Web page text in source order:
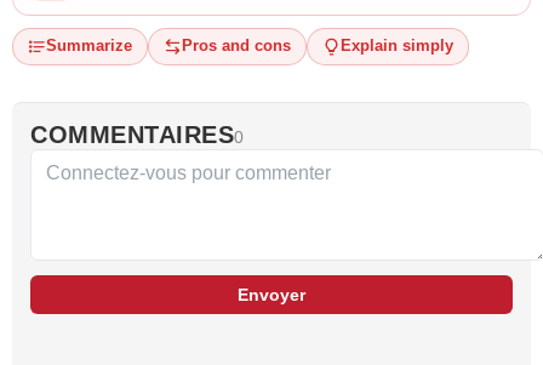
Summarize Pros and cons Explain simply
COMMENTAIRES0
Envoyer